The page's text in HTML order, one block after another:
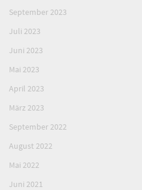
September 2023
Juli 2023
Juni 2023
Mai 2023
April 2023
März 2023
September 2022
August 2022
Mai 2022
Juni 2021